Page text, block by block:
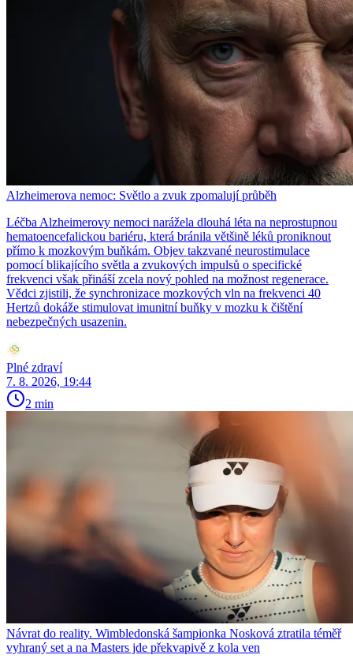
Alzheimerova nemoc: Světlo a zvuk zpomalují průběh
Léčba Alzheimerovy nemoci narážela dlouhá léta na neprostupnou
hematoencefalickou bariéru, která bránila většině léků proniknout
přímo k mozkovým buňkám. Objev takzvané neurostimulace
pomocí blikajícího světla a zvukových impulsů o specifické
frekvenci však přináší zcela nový pohled na možnost regenerace.
Vědci zjistili, že synchronizace mozkových vln na frekvenci 40
Hertzů dokáže stimulovat imunitní buňky v mozku k čištění
nebezpečných usazenin.
Plné zdraví
7. 8. 2026, 19:44
2 min
Návrat do reality. Wimbledonská šampionka Nosková ztratila téměř
vyhraný set a na Masters jde překvapivě z kola ven